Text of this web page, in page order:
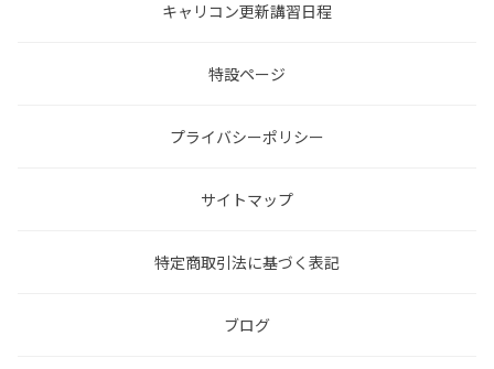
キャリコン更新講習日程
特設ページ
プライバシーポリシー
サイトマップ
特定商取引法に基づく表記
ブログ